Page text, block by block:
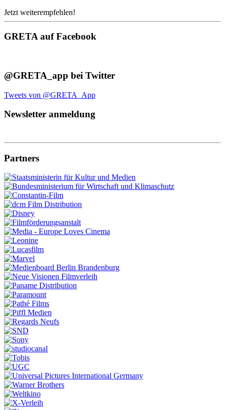
Jetzt weiterempfehlen!
GRETA auf Facebook
@GRETA_app bei Twitter
Tweets von @GRETA_App
Newsletter anmeldung
Partners